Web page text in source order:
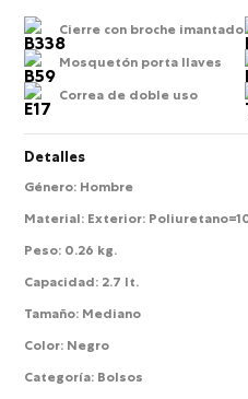
Cierre con broche imantado
Mosquetón porta llaves
Correa de doble uso
Detalles
Género: Hombre
Material: Exterior:
Peso: 0.26 kg.
Capacidad: 2.7 lt.
Tamaño: Mediano
Color: Negro
Categoría: Bolsos